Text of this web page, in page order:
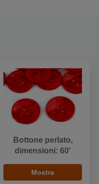
Bottone perlato,
dimensioni: 60'
Mostra